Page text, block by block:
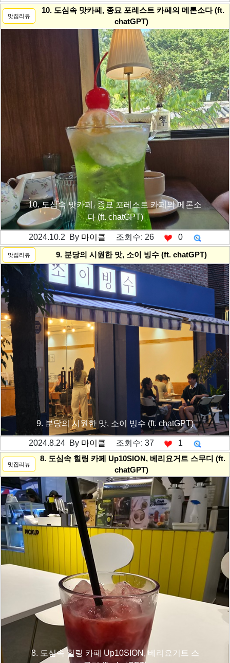
맛집리뷰
10. 도심속 맛카페, 종묘 포레스트 카페의 메론소다 (ft.
chatGPT)
10. 도심속 맛카페, 종묘 포레스트 카페의 메론소
다 (ft. chatGPT)
2024.10.2 By 마이클 조회수: 26 0
맛집리뷰 9. 분당의 시원한 맛, 소이 빙수 (ft. chatGPT)
9. 분당의 시원한 맛, 소이 빙수 (ft. chatGPT)
2024.8.24 By 마이클 조회수: 37 1
맛집리뷰
8. 도심속 힐링 카페 Up10SION, 베리요거트 스무디 (ft.
chatGPT)
8. 도심속 힐링 카페 Up10SION, 베리요거트 스